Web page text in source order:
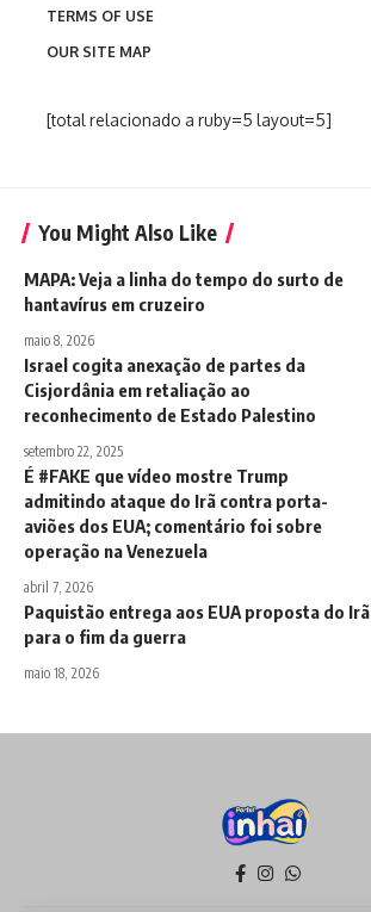
TERMS OF USE
OUR SITE MAP
[total relacionado a ruby=5 layout=5]
You Might Also Like
MAPA: Veja a linha do tempo do surto de
hantavírus em cruzeiro
maio 8, 2026
Israel cogita anexação de partes da
Cisjordânia em retaliação ao
reconhecimento de Estado Palestino
setembro 22, 2025
É #FAKE que vídeo mostre Trump
admitindo ataque do Irã contra porta-
aviões dos EUA; comentário foi sobre
operação na Venezuela
abril 7, 2026
Paquistão entrega aos EUA proposta do Irã
para o fim da guerra
maio 18, 2026